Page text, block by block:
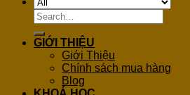
Search
for:
GIỚI THIỆU
Giới Thiệu
Chính sách mua hàng
Blog